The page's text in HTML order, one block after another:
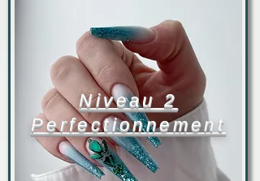
Niveau 2
Perfectionnement